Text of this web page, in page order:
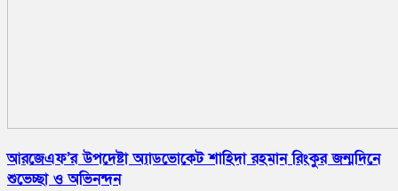
আরজেএফ’র উপদেষ্টা অ্যাডভোকেট শাহিদা রহমান রিংকুর জন্মদিনে
শুভেচ্ছা ও অভিনন্দন